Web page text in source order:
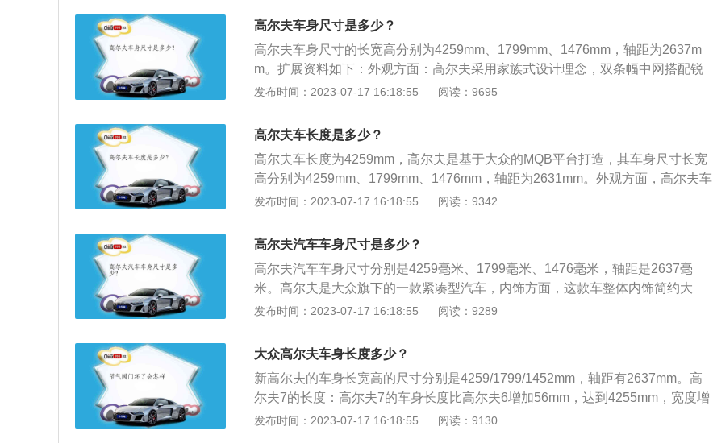
高尔夫车身尺寸是多少？
高尔夫车身尺寸的长宽高分别为4259mm、1799mm、1476mm，轴距为2637m
m。扩展资料如下：外观方面：高尔夫采用家族式设计理念，双条幅中网搭配锐
角型大灯，造型时尚且不失稳重。车身侧面线条修长，尾部简洁硬朗，并且尾灯
向盘采用真皮材质包裹，手感更加出色，方向盘两侧使用了钢琴烤漆材质进行点
缀。中控台设计更偏向驾驶员一侧，中控屏幕以触屏为主，并无采用太多的物理
按键。
发布时间：2023-07-17 16:18:55 阅读：9695
高尔夫车长度是多少？
高尔夫车长度为4259mm，高尔夫是基于大众的MQB平台打造，其车身尺寸长宽
高分别为4259mm、1799mm、1476mm，轴距为2631mm。外观方面，高尔夫车
身造型更加动感时尚，同时又不失大气之美。内饰方面，高尔夫采用的环抱式中
汽车的过程中更加方便的操控汽车。高尔夫的车身采用的是工艺制造的钢板，在
保证车身刚度的前提下，这款车将车身的重量降低了100kg，这就使得这款车的
操控性能和燃油经济性表现更好。
发布时间：2023-07-17 16:18:55 阅读：9342
高尔夫汽车车身尺寸是多少？
高尔夫汽车车身尺寸分别是4259毫米、1799毫米、1476毫米，轴距是2637毫
米。高尔夫是大众旗下的一款紧凑型汽车，内饰方面，这款车整体内饰简约大
气，尤其是科技感的营造更为浓烈，中控台上方选配的液晶大屏幕和高清仪表
款发动机，一款是1.2升涡轮增压发动机，另一款是1.4升涡轮增压发动机，1.2升
涡轮增压发动机的最大马力为116匹，最大扭矩为200牛米；1.4升涡轮增压发动
机最大马力为150匹，最大扭矩为250牛米。
发布时间：2023-07-17 16:18:55 阅读：9289
大众高尔夫车身长度多少？
新高尔夫的车身长宽高的尺寸分别是4259/1799/1452mm，轴距有2637mm。高
尔夫7的长度：高尔夫7的车身长度比高尔夫6增加56mm，达到4255mm，宽度增
加13mm达到1799mm；高尔夫7的高度：车身高度则降低28mm为1451mm，前
发布时间：2023-07-17 16:18:55 阅读：9130